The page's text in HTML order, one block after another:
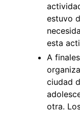
estuvo
esta
A
ciudad
otra.